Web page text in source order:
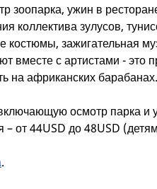
зоопарка, ужин в
коллектива зулусов,
костюмы, зажигательная
вместе с артистами - это
на африканских
осмотр парка и
– от 44USD до 48USD
.